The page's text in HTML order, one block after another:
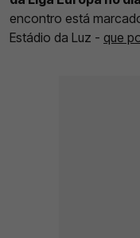
encontro está
Estádio da Luz - que